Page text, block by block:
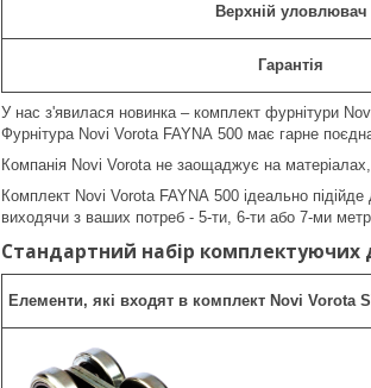
Верхній уловлювач
Гарантія
У нас з'явилася новинка – комплект фурнітури
Фурнітура Novi Vorota FAYNA 500 має гарне
Компанія Novi Vorota не заощаджує на
Комплект Novi Vorota FAYNA 500 ідеально
виходячи з ваших потреб - 5-ти, 6-ти або 7-ми
Стандартний набір комплектуючих
Елементи, які входят в комплект Novi Vorota